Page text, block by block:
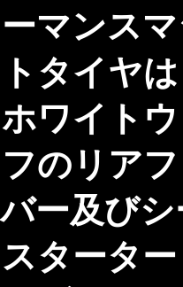
マンス
タイヤ
ワイト
のリア
ー及びシ
ターター